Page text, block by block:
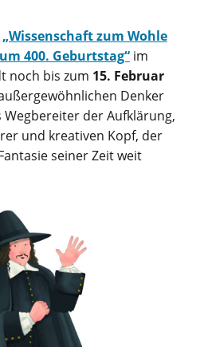
„Wissenschaft zum Wohle
400. Geburtstag“im
noch bis zum 15. Februar
Denker
Wegbereiter der Aufklärung,
und kreativen Kopf, der
seiner Zeit weit